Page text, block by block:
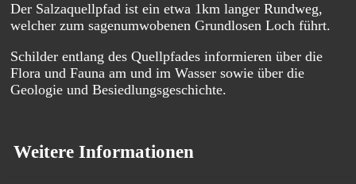
Der Salzaquellpfad ist ein etwa 1km langer Rundweg,
welcher zum sagenumwobenen Grundlosen Loch führt.
Schilder entlang des Quellpfades informieren über die
Flora und Fauna am und im Wasser sowie über die
Geologie und Besiedlungsgeschichte.
Weitere Informationen